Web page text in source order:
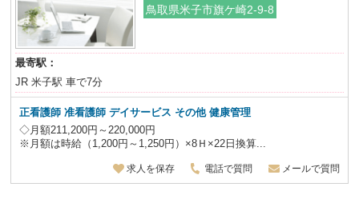
鳥取県米子市旗ケ崎2-9-8
最寄駅：
JR 米子駅 車で7分
正看護師 准看護師 デイサービス その他 健康管理
◇月額211,200円～220,000円
※月額は時給（1,200円～1,250円）×8Ｈ×22日換算...
求人を保存 電話で質問 メールで質問